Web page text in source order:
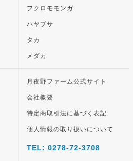
フクロモモンガ
ハヤブサ
タカ
メダカ
月夜野ファーム公式サイト
会社概要
特定商取引法に基づく表記
個人情報の取り扱いについて
TEL: 0278-72-3708